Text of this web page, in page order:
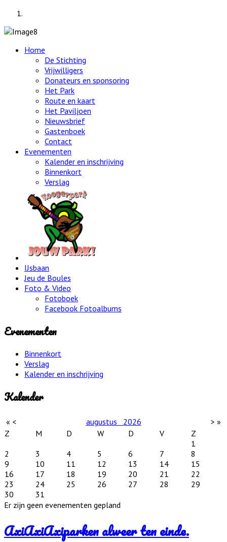
Home
De Stichting
Vrijwilligers
Donateurs en sponsoring
Het Park
Route en kaart
Het Paviljoen
Nieuwsbrief
Gastenboek
Contact
Evenementen
Kalender en inschrijving
Binnenkort
Verslag
IJsbaan
Jeu de Boules
Foto & Video
Fotoboek
Facebook Fotoalbums
Evenementen
Binnenkort
Verslag
Kalender en inschrijving
Kalender
« < augustus 2026 > »
Z
M D W D V
Z
1
2
3 4 5 6 7
8
9
10 11 12 13 14
15
16
17 18 19 20 21
22
23
24 25 26 27 28
29
30
31
Er zijn geen evenementen gepland
AxiAxiAxiparken alweer ten einde.